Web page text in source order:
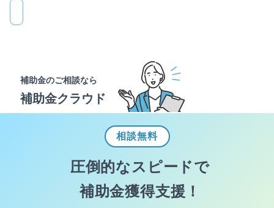
補助金のご相談なら
補助金クラウド
相談無料
圧倒的なスピードで
補助金獲得支援！